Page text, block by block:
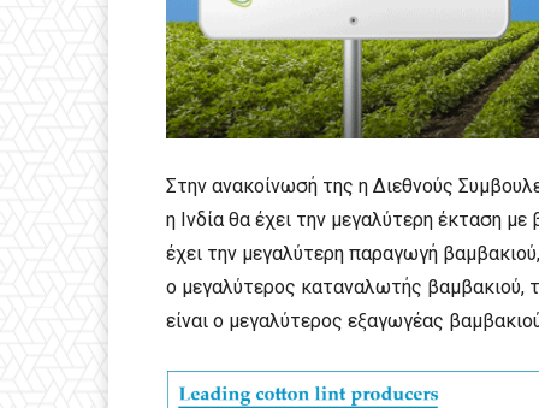
Στην ανακοίνωσή της η Διεθνούς
η Ινδία θα έχει την μεγαλύτερη έκταση
έχει την μεγαλύτερη παραγωγή
ο μεγαλύτερος καταναλωτής βαμβακιού,
είναι ο μεγαλύτερος εξαγωγέας